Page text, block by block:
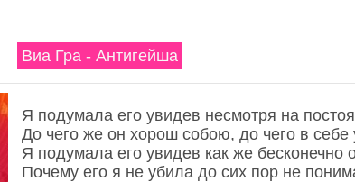
Виа Гра - Антигейша
Я подумала его увидев несмотря на
До чего же он хорош собою, до чего в себе
Я подумала его увидев как же бесконечно
Почему его я не убила до сих пор не